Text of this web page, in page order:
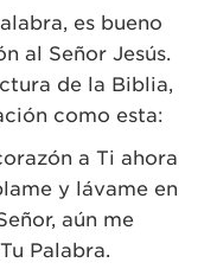
es bueno
al Señor Jesús.
de la Biblia,
como esta:
a Ti ahora
y lávame en
aún me
Palabra.